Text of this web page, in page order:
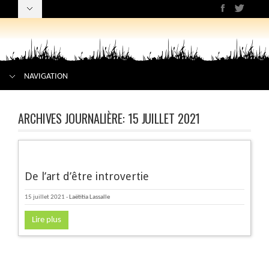
NAVIGATION
ARCHIVES JOURNALIÈRE: 15 JUILLET 2021
De l’art d’être introvertie
15 juillet 2021 - Laëtitia Lassalle
Lire plus